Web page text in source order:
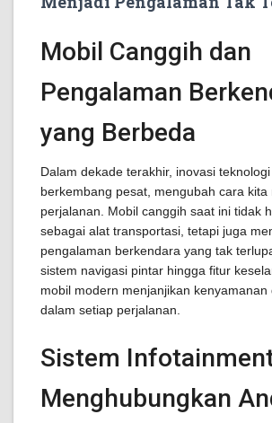
Mobil Canggih dan
Pengalaman
yang Berbeda
Dalam dekade terakhir, inovasi
berkembang pesat, mengubah cara kita
perjalanan. Mobil canggih saat ini tidak
sebagai alat transportasi, tetapi juga
pengalaman berkendara yang tak
sistem navigasi pintar hingga fitur
mobil modern menjanjikan kenyamanan
dalam setiap perjalanan.
Sistem
Menghubungkan